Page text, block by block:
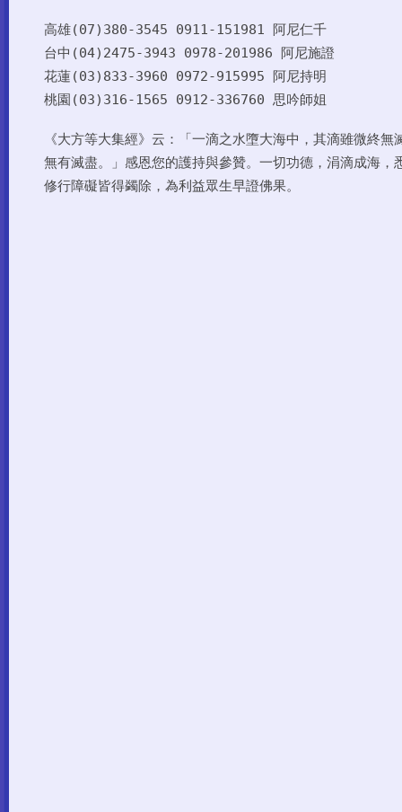
高雄(07)380-3545 0911-151981 阿尼仁千
台中 (04)2475-3943 0978-201986 阿尼施證
花蓮(03)833-3960 0972-915995 阿尼持明
桃園 (03)316-1565 0912-336760 思吟師姐
《大方等大集經》云：「一滴之水墮大海中，其滴雖微終
無有滅盡。」感恩您的護持與參贊。一切功德，涓滴成海，
修行障礙皆得蠲除，為利益眾生早證佛果。